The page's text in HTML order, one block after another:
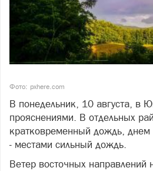
Фото: pxhere.com
В понедельник, 10 августа, в
прояснениями. В отдельных
кратковременный дождь,
- местами сильный дождь.
Ветер восточных